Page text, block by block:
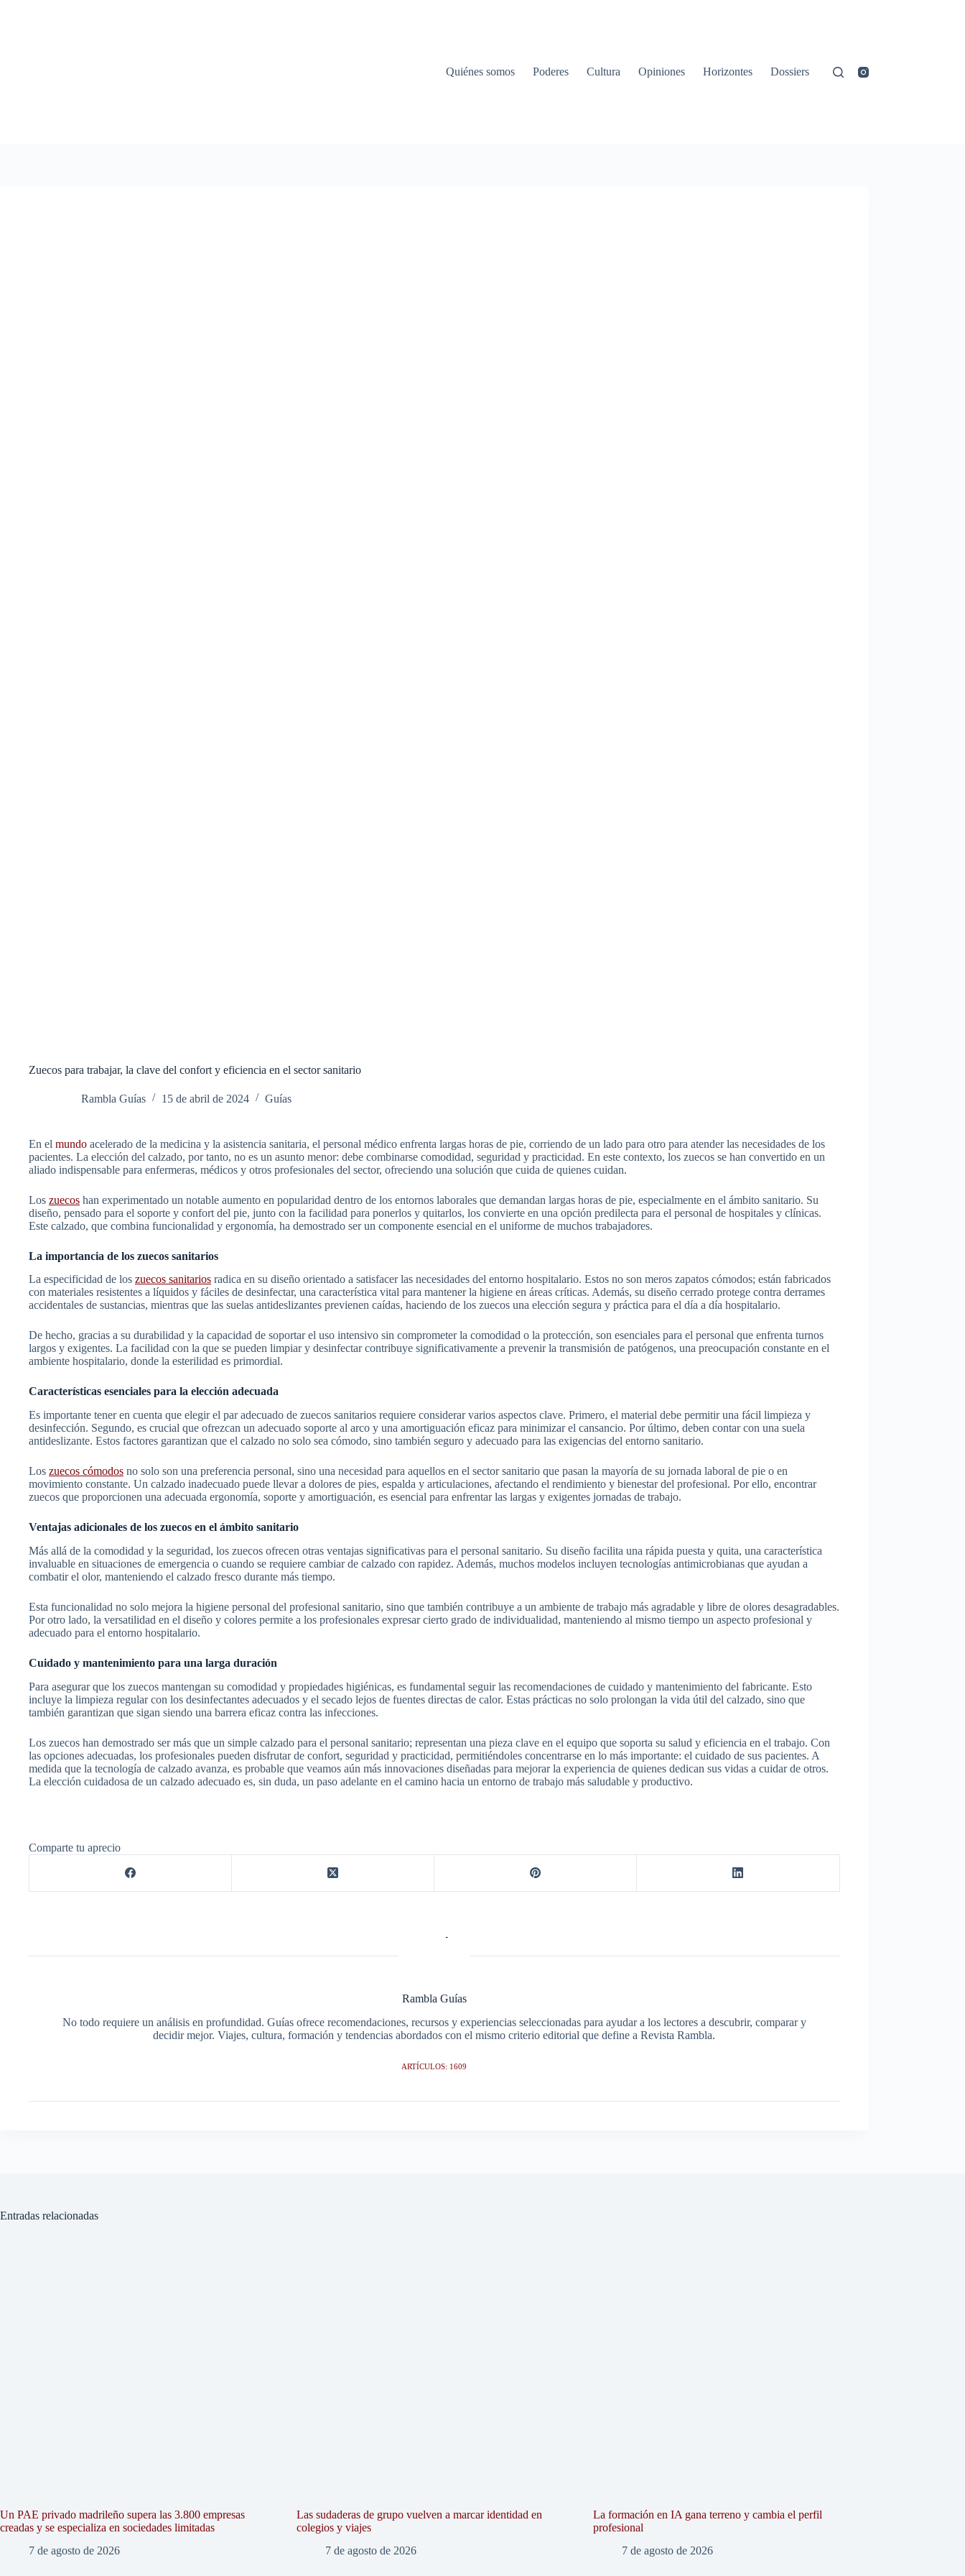
Quiénes somos Poderes Cultura Opiniones Horizontes Dossiers
Zuecos para trabajar, la clave del confort y eficiencia en el sector sanitario
Rambla Guías 15 de abril de 2024 Guías
En el mundo acelerado de la medicina y la asistencia sanitaria, el personal médico enfrenta largas horas de pie, corriendo de un lado para otro para atender las necesidades de los
pacientes. La elección del calzado, por tanto, no es un asunto menor: debe combinarse comodidad, seguridad y practicidad. En este contexto, los zuecos se han convertido en un
aliado indispensable para enfermeras, médicos y otros profesionales del sector, ofreciendo una solución que cuida de quienes cuidan.
Los zuecos han experimentado un notable aumento en popularidad dentro de los entornos laborales que demandan largas horas de pie, especialmente en el ámbito sanitario. Su
diseño, pensado para el soporte y confort del pie, junto con la facilidad para ponerlos y quitarlos, los convierte en una opción predilecta para el personal de hospitales y clínicas.
Este calzado, que combina funcionalidad y ergonomía, ha demostrado ser un componente esencial en el uniforme de muchos trabajadores.
La importancia de los zuecos sanitarios
La especificidad de los zuecos sanitarios radica en su diseño orientado a satisfacer las necesidades del entorno hospitalario. Estos no son meros zapatos cómodos; están fabricados
con materiales resistentes a líquidos y fáciles de desinfectar, una característica vital para mantener la higiene en áreas críticas. Además, su diseño cerrado protege contra derrames
accidentales de sustancias, mientras que las suelas antideslizantes previenen caídas, haciendo de los zuecos una elección segura y práctica para el día a día hospitalario.
De hecho, gracias a su durabilidad y la capacidad de soportar el uso intensivo sin comprometer la comodidad o la protección, son esenciales para el personal que enfrenta turnos
largos y exigentes. La facilidad con la que se pueden limpiar y desinfectar contribuye significativamente a prevenir la transmisión de patógenos, una preocupación constante en el
ambiente hospitalario, donde la esterilidad es primordial.
Características esenciales para la elección adecuada
Es importante tener en cuenta que elegir el par adecuado de zuecos sanitarios requiere considerar varios aspectos clave. Primero, el material debe permitir una fácil limpieza y
desinfección. Segundo, es crucial que ofrezcan un adecuado soporte al arco y una amortiguación eficaz para minimizar el cansancio. Por último, deben contar con una suela
antideslizante. Estos factores garantizan que el calzado no solo sea cómodo, sino también seguro y adecuado para las exigencias del entorno sanitario.
Los zuecos cómodos no solo son una preferencia personal, sino una necesidad para aquellos en el sector sanitario que pasan la mayoría de su jornada laboral de pie o en
movimiento constante. Un calzado inadecuado puede llevar a dolores de pies, espalda y articulaciones, afectando el rendimiento y bienestar del profesional. Por ello, encontrar
zuecos que proporcionen una adecuada ergonomía, soporte y amortiguación, es esencial para enfrentar las largas y exigentes jornadas de trabajo.
Ventajas adicionales de los zuecos en el ámbito sanitario
Más allá de la comodidad y la seguridad, los zuecos ofrecen otras ventajas significativas para el personal sanitario. Su diseño facilita una rápida puesta y quita, una característica
invaluable en situaciones de emergencia o cuando se requiere cambiar de calzado con rapidez. Además, muchos modelos incluyen tecnologías antimicrobianas que ayudan a
combatir el olor, manteniendo el calzado fresco durante más tiempo.
Esta funcionalidad no solo mejora la higiene personal del profesional sanitario, sino que también contribuye a un ambiente de trabajo más agradable y libre de olores desagradables.
Por otro lado, la versatilidad en el diseño y colores permite a los profesionales expresar cierto grado de individualidad, manteniendo al mismo tiempo un aspecto profesional y
adecuado para el entorno hospitalario.
Cuidado y mantenimiento para una larga duración
Para asegurar que los zuecos mantengan su comodidad y propiedades higiénicas, es fundamental seguir las recomendaciones de cuidado y mantenimiento del fabricante. Esto
incluye la limpieza regular con los desinfectantes adecuados y el secado lejos de fuentes directas de calor. Estas prácticas no solo prolongan la vida útil del calzado, sino que
también garantizan que sigan siendo una barrera eficaz contra las infecciones.
Los zuecos han demostrado ser más que un simple calzado para el personal sanitario; representan una pieza clave en el equipo que soporta su salud y eficiencia en el trabajo. Con
las opciones adecuadas, los profesionales pueden disfrutar de confort, seguridad y practicidad, permitiéndoles concentrarse en lo más importante: el cuidado de sus pacientes. A
medida que la tecnología de calzado avanza, es probable que veamos aún más innovaciones diseñadas para mejorar la experiencia de quienes dedican sus vidas a cuidar de otros.
La elección cuidadosa de un calzado adecuado es, sin duda, un paso adelante en el camino hacia un entorno de trabajo más saludable y productivo.
Comparte tu aprecio
Rambla Guías
No todo requiere un análisis en profundidad. Guías ofrece recomendaciones, recursos y experiencias seleccionadas para ayudar a los lectores a descubrir, comparar y
decidir mejor. Viajes, cultura, formación y tendencias abordados con el mismo criterio editorial que define a Revista Rambla.
ARTÍCULOS: 1609
Entradas relacionadas
Un PAE privado madrileño supera las 3.800 empresas
creadas y se especializa en sociedades limitadas
7 de agosto de 2026
Las sudaderas de grupo vuelven a marcar identidad en
colegios y viajes
7 de agosto de 2026
La formación en IA gana terreno y cambia el perfil
profesional
7 de agosto de 2026